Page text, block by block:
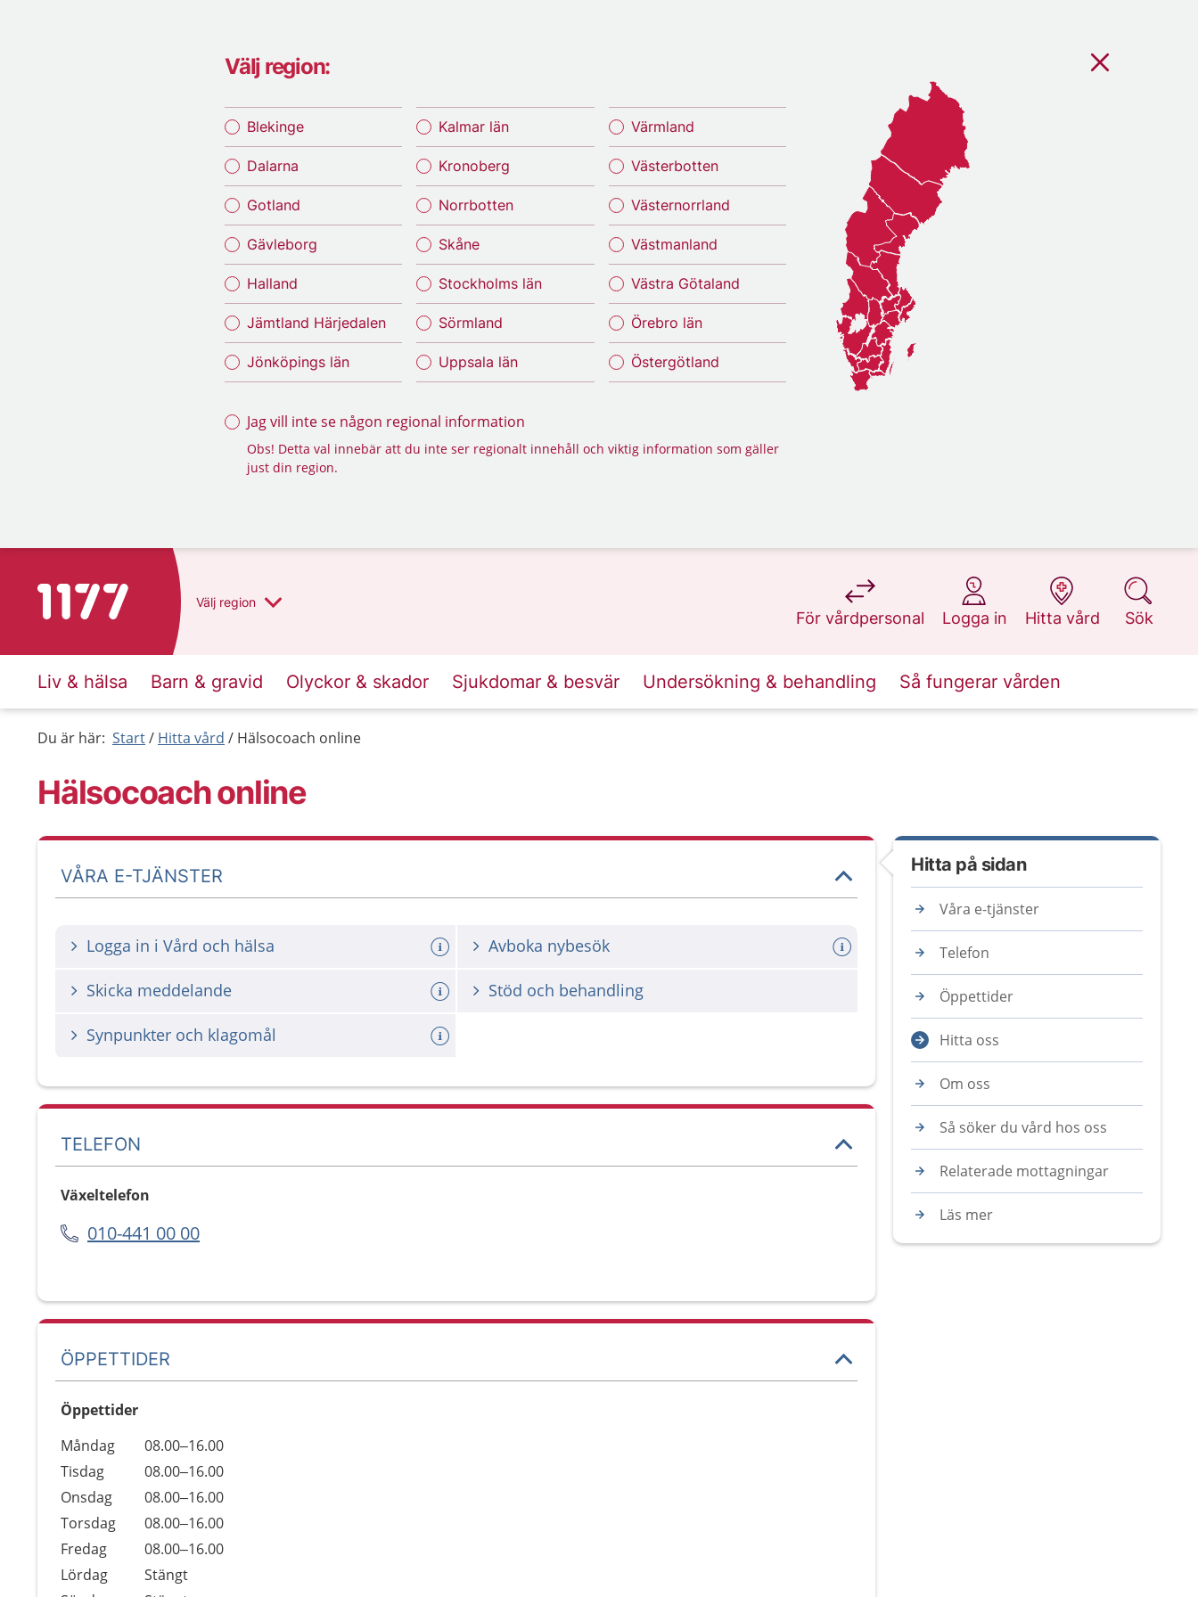
Välj region:
Blekinge
Dalarna
Gotland
Gävleborg
Halland
Jämtland Härjedalen
Jönköpings län
Kalmar län
Kronoberg
Norrbotten
Skåne
Stockholms län
Sörmland
Uppsala län
Värmland
Västerbotten
Västernorrland
Västmanland
Västra Götaland
Örebro län
Östergötland
Jag vill inte se någon regional information
Obs! Detta val innebär att du inte ser regionalt innehåll och viktig information som gäller
just din region.
Till startsidan för 1177 Välj region
För vårdpersonal
på 1177.se
Logga in
på 1177.se
Hitta vård
på 1177.se
Sök
på 1177.se
Liv & hälsa Barn & gravid Olyckor & skador Sjukdomar & besvär Undersökning & behandling Så fungerar vården
Du är här: Start Hitta vård Hälsocoach online
Hälsocoach online
VÅRA E-TJÄNSTER
Logga in i Vård och hälsa Avboka nybesök
Skicka meddelande Stöd och behandling
Synpunkter och klagomål
TELEFON
Växeltelefon
010-441 00 00
ÖPPETTIDER
Öppettider
Dag
Öppettider
Kommentarer
Måndag
08.00–16.00
Tisdag
08.00–16.00
Onsdag
08.00–16.00
Torsdag
08.00–16.00
Fredag
08.00–16.00
Lördag
Stängt
Hitta på sidan
Våra e-tjänster
Telefon
Öppettider
Hitta oss
Om oss
Så söker du vård hos oss
Relaterade mottagningar
Läs mer